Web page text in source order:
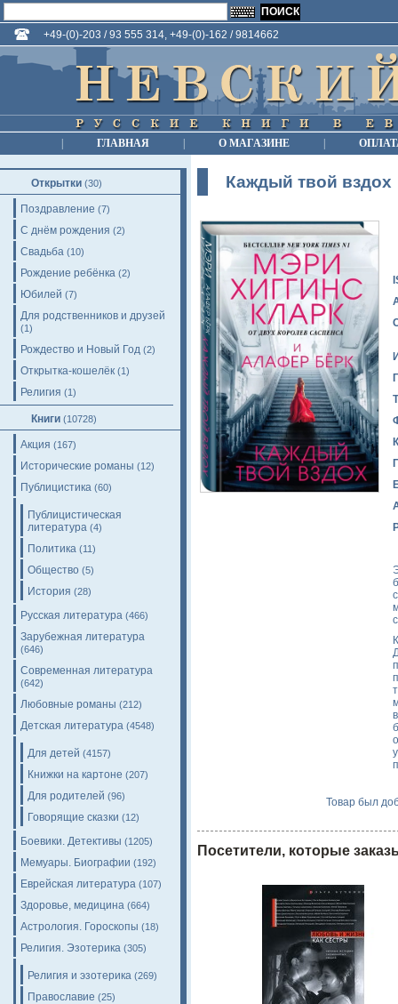
+49-(0)-203 / 93 555 314, +49-(0)-162 / 9814662
ГЛАВНАЯ О МАГАЗИНЕ
Открытки (30)
Поздравление (7)
С днём рождения (2)
Свадьба (10)
Рождение ребёнка (2)
Юбилей (7)
Для родственников и друзей
(1)
Рождество и Новый Год (2)
Открытка-кошелёк (1)
Религия (1)
Книги (10728)
Акция (167)
Исторические романы (12)
Публицистика (60)
Публицистическая
литература (4)
Политика (11)
Общество (5)
История (28)
Русская литература (466)
Зарубежная литература
(646)
Современная литература
(642)
Любовные романы (212)
Детская литература (4548)
Для детей (4157)
Книжки на картоне (207)
Для родителей (96)
Говорящие сказки (12)
Боевики. Детективы (1205)
Мемуары. Биографии (192)
Еврейская литература (107)
Здоровье, медицина (664)
Астрология. Гороскопы (18)
Религия. Эзотерика (305)
Религия и эзотерика (269)
Православие (25)
Каждый твой вздох
Товар был
Посетители, которые